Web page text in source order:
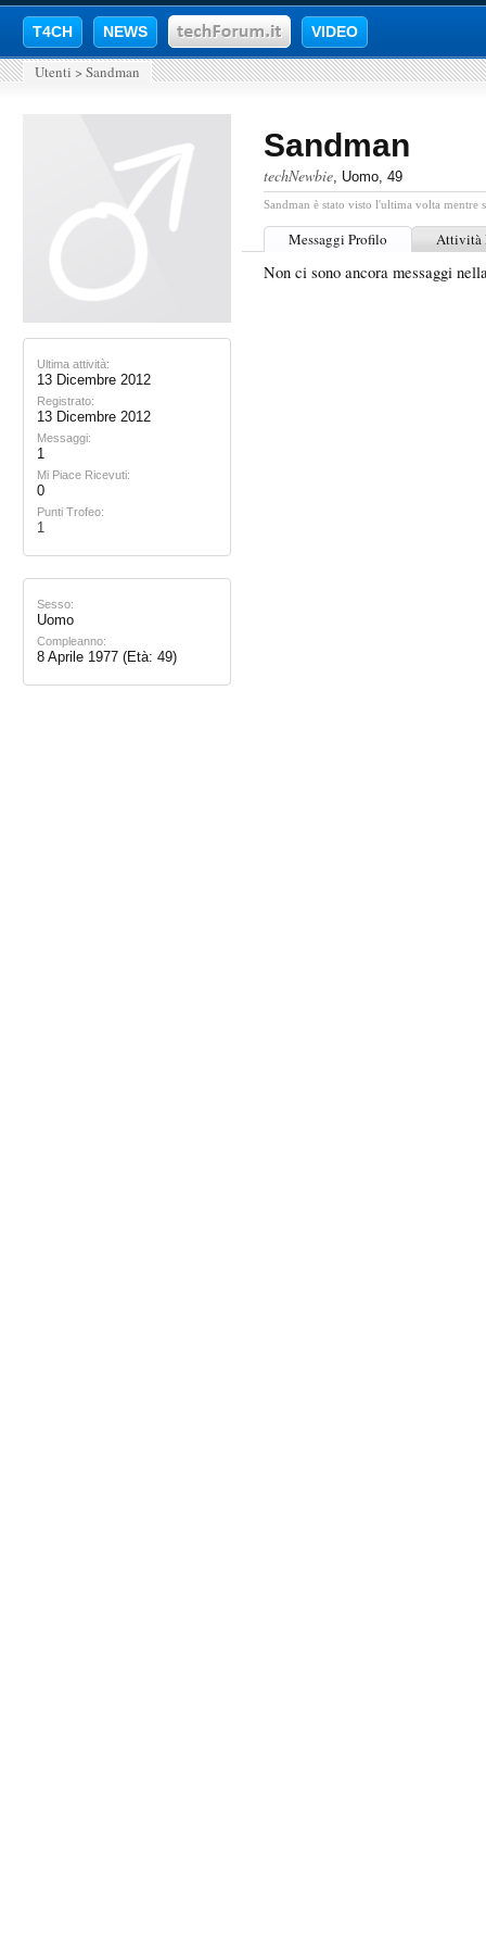
T4CH NEWS VIDEO
Utenti > Sandman
Ultima attività:
13 Dicembre 2012
Registrato:
13 Dicembre 2012
Messaggi:
1
Mi Piace Ricevuti:
0
Punti Trofeo:
1
Sesso:
Uomo
Compleanno:
8 Aprile 1977 (Età: 49)
Sandman
techNewbie, Uomo, 49
Sandman è stato visto l'ultima volta mentre
Messaggi Profilo Attività
Non ci sono ancora messaggi